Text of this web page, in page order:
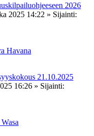
2026
2025 14:22 » Sijainti:
Havana
21.10.2025
16:26 » Sijainti: